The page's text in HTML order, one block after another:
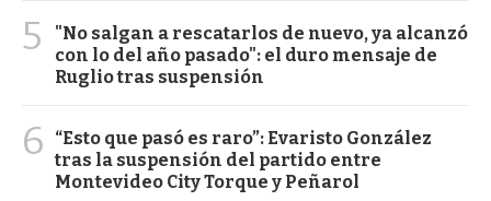
5
"No salgan a rescatarlos de nuevo, ya alcanzó
con lo del año pasado": el duro mensaje de
Ruglio tras suspensión
6
“Esto que pasó es raro”: Evaristo González
tras la suspensión del partido entre
Montevideo City Torque y Peñarol